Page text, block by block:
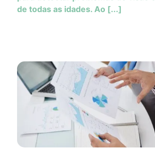
de todas as idades. Ao [...]